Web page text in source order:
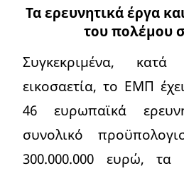
Τα ερευνητικά έργα
του πολέμου
Συγκεκριμένα, κατά
εικοσαετία, το ΕΜΠ
46 ευρωπαϊκά
συνολικό
300.000.000 ευρώ,